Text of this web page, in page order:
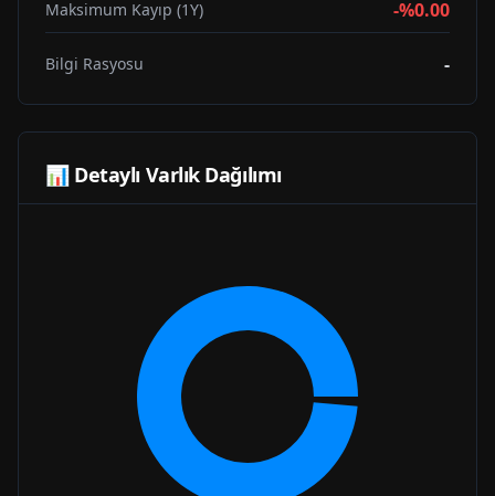
Maksimum Kayıp (1Y) -%0.00
Bilgi Rasyosu -
📊 Detaylı Varlık Dağılımı